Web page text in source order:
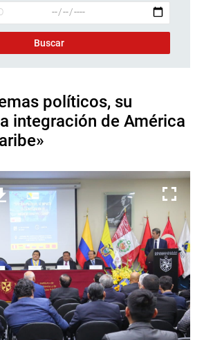
políticos, su
integración de América